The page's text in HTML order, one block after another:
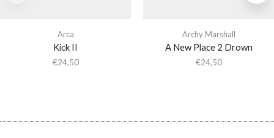
Arca
Kick II
€24,50
Archy Marshall
A New Place 2 Drown
€24,50